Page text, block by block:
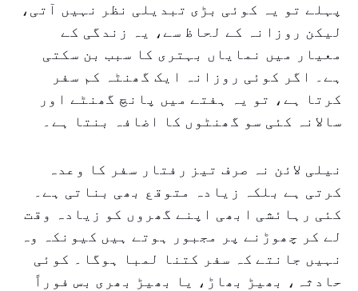
پہلے تو یہ کوئی بڑی تبدیلی نظر نہیں آتی،
لیکن روزانہ کے لحاظ سے، یہ زندگی کے
معیار میں نمایاں بہتری کا سبب بن سکتی
ہے۔ اگر کوئی روزانہ ایک گھنٹہ کم سفر
کرتا ہے، تو یہ ہفتے میں پانچ گھنٹے اور
سالانہ کئی سو گھنٹوں کا اضافہ بنتا ہے۔
نیلی لائن نہ صرف تیز رفتار سفر کا وعدہ
کرتی ہے بلکہ زیادہ متوقع بھی بناتی ہے۔
کئی رہائشی ابھی اپنے گھروں کو زیادہ وقت
لے کر چھوڑنے پر مجبور ہوتے ہیں کیونکہ وہ
نہیں جانتے کہ سفر کتنا لمبا ہوگا۔ کوئی
حادثہ، بھیڑ بھاڑ، یا بھیڑ بھری بس فوراً